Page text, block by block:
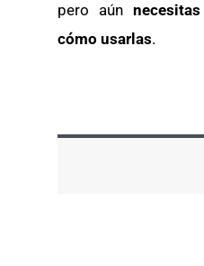
pero aún
cómo usarlas.